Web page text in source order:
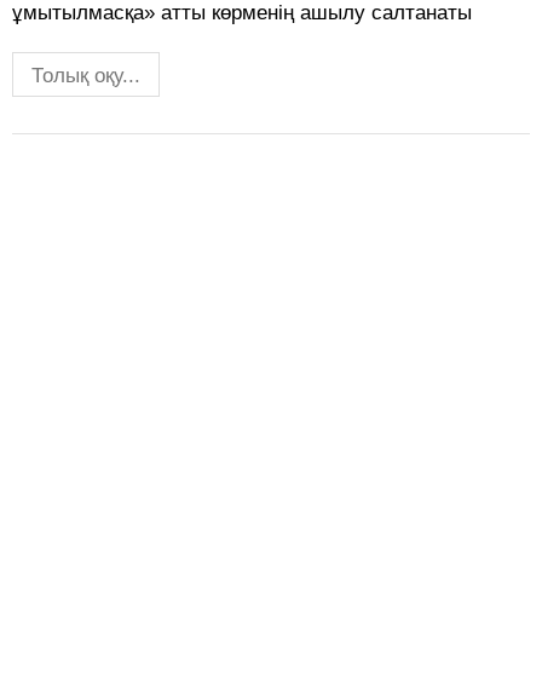
ұмытылмасқа» атты көрменің ашылу салтанаты
Толық оқу...